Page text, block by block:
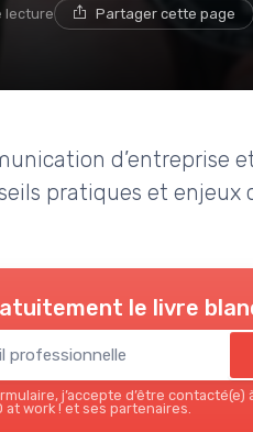
lecture Partager cette page
d’entreprise
pratiques et enjeux
le livre
j’accepte d’être contacté(e)
at work ! et ses partenaires.